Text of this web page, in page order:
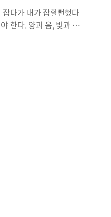
다가 내가 잡힐뻔했다
한다. 양과 음, 빛과 어
는 것이다. 문자열에